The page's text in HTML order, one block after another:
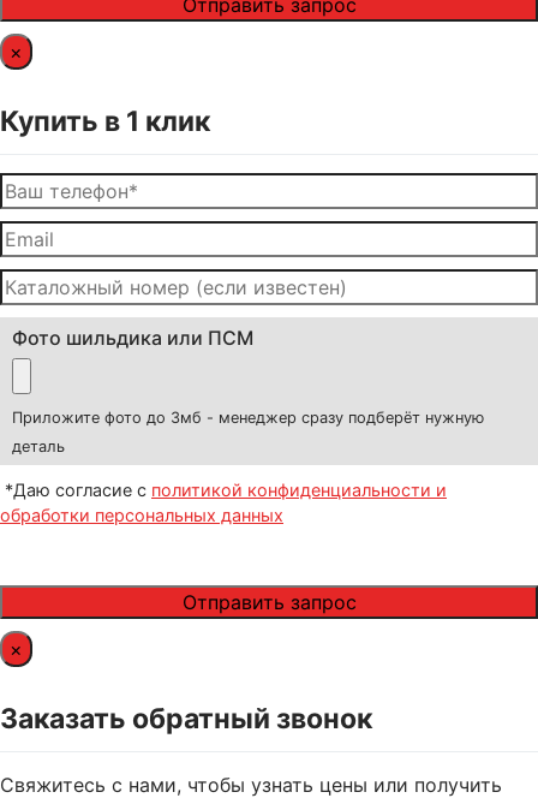
×
Купить в 1 клик
Фото шильдика или ПСМ
Приложите фото до 3мб - менеджер сразу подберёт нужную
деталь
*Даю согласие с политикой конфиденциальности и
обработки персональных данных
×
Заказать обратный звонок
Свяжитесь с нами, чтобы узнать цены или получить